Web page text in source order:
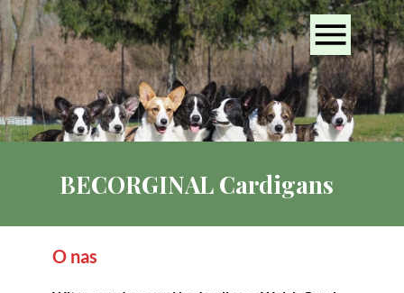
O nas
BECORGINAL Cardigans